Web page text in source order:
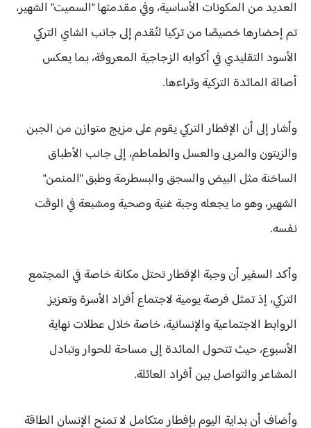
العديد من المكونات الأساسية، وفي مقدمتها "السميت" الشهير،
تم إحضارها خصيصًا من تركيا لتُقدم إلى جانب الشاي التركي
الأسود التقليدي في أكوابه الزجاجية المعروفة، بما يعكس
أصالة المائدة التركية وثراءها.
وأشار إلى أن الإفطار التركي يقوم على مزيج متوازن من الجبن
والزيتون والمربى والعسل والطماطم، إلى جانب الأطباق
الساخنة مثل البيض والسجق والبسطرمة وطبق "المنمن"
الشهير، وهو ما يجعله وجبة غنية وصحية ومشبعة في الوقت
نفسه.
وأكد السفير أن وجبة الإفطار تحتل مكانة خاصة في المجتمع
التركي، إذ تمثل فرصة يومية لاجتماع أفراد الأسرة وتعزيز
الروابط الاجتماعية والإنسانية، خاصة خلال عطلات نهاية
الأسبوع، حيث تتحول المائدة إلى مساحة للحوار وتبادل
المشاعر والتواصل بين أفراد العائلة.
وأضاف أن بداية اليوم بإفطار متكامل لا تمنح الإنسان الطاقة